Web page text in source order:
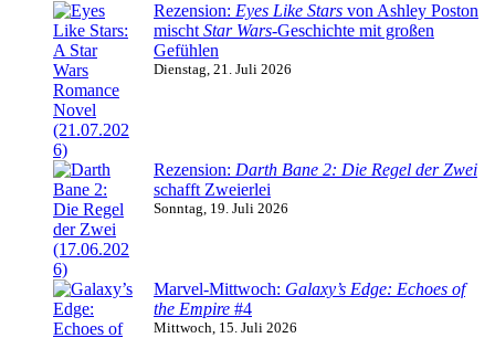
Rezension: Eyes Like Stars von Ashley Poston
mischt Star Wars-Geschichte mit großen
Gefühlen
Dienstag, 21. Juli 2026
Rezension: Darth Bane 2: Die Regel der Zwei
schafft Zweierlei
Sonntag, 19. Juli 2026
Marvel-Mittwoch: Galaxy’s Edge: Echoes of
the Empire #4
Mittwoch, 15. Juli 2026